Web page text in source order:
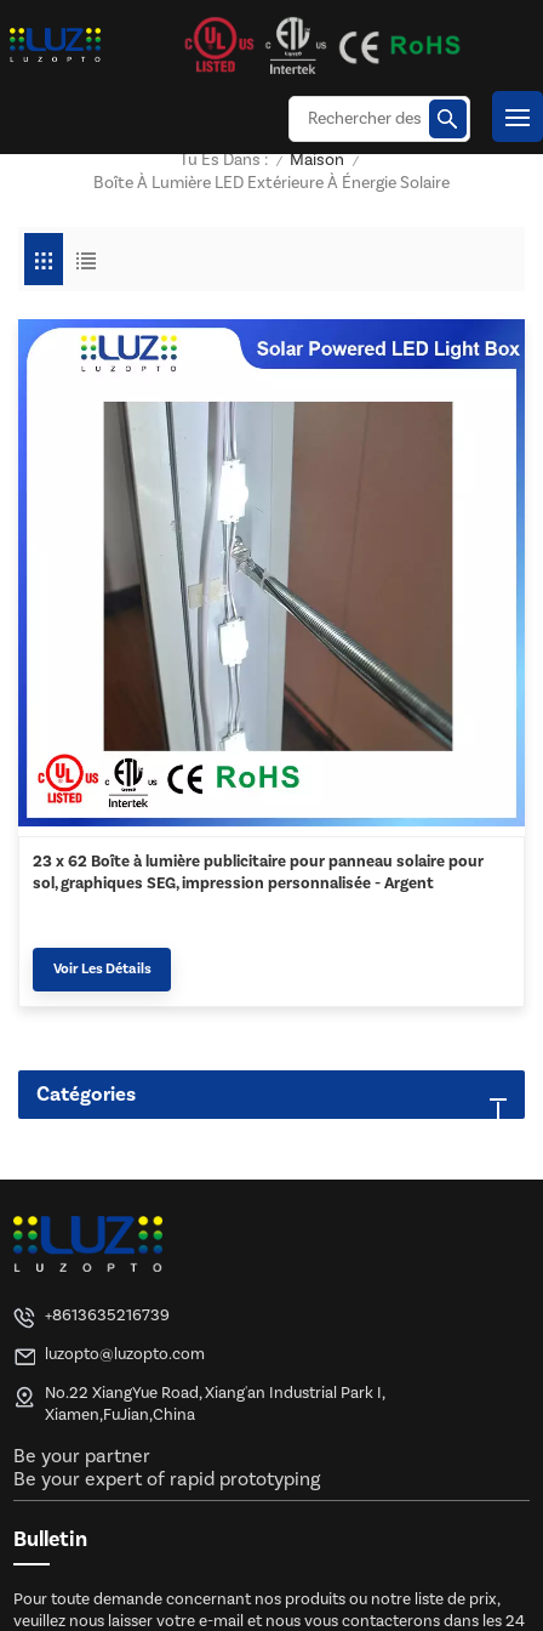
Tu Es Dans : / Maison /
Boîte À Lumière LED Extérieure À Énergie Solaire
23 x 62 Boîte à lumière publicitaire pour panneau solaire pour
sol, graphiques SEG, impression personnalisée - Argent
Voir Les Détails
Catégories
+8613635216739
luzopto@luzopto.com
No.22 XiangYue Road, Xiang'an Industrial Park I,
Xiamen,FuJian,China
Be your partner
Be your expert of rapid prototyping
Bulletin
Pour toute demande concernant nos produits ou notre liste de prix,
veuillez nous laisser votre e-mail et nous vous contacterons dans les 24